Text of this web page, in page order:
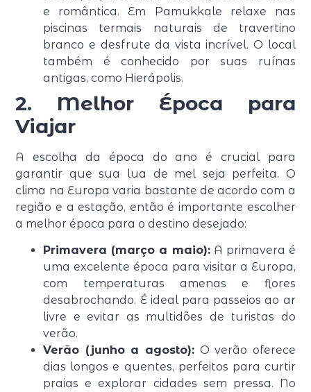
e romântica. Em Pamukkale relaxe nas
piscinas termais naturais de travertino
branco e desfrute da vista incrível. O local
também é conhecido por suas ruínas
antigas, como Hierápolis.
2. Melhor Época para
Viajar
A escolha da época do ano é crucial para
garantir que sua lua de mel seja perfeita. O
clima na Europa varia bastante de acordo com a
região e a estação, então é importante escolher
a melhor época para o destino desejado:
Primavera (março a maio):A primavera é
uma excelente época para visitar a Europa,
com temperaturas amenas e flores
desabrochando. É ideal para passeios ao ar
livre e evitar as multidões de turistas do
verão.
Verão (junho a agosto): O verão oferece
dias longos e quentes, perfeitos para curtir
praias e explorar cidades sem pressa. No